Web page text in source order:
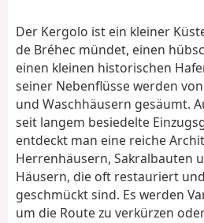
Der Kergolo ist ein kleiner
de Bréhec mündet, einen
einen kleinen historischen
seiner Nebenflüsse werden
und Waschhäusern gesäumt.
seit langem besiedelte
entdeckt man eine reiche
Herrenhäusern, Sakralbauten
Häusern, die oft restauriert
geschmückt sind. Es werden
um die Route zu verkürzen